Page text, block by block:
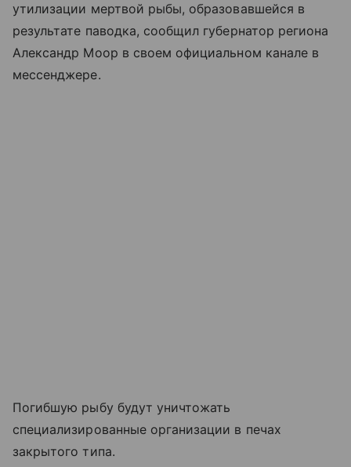
утилизации мертвой рыбы, образовавшейся в
результате паводка, сообщил губернатор региона
Александр Моор в своем официальном канале в
мессенджере.
Погибшую рыбу будут уничтожать
специализированные организации в печах
закрытого типа.